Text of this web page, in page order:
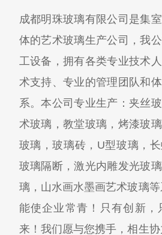
成都明珠玻璃有限公司是集
体的艺术玻璃生产公司，我
工设备，拥有各类专业技术
术支持、专业的管理团队和
系。本公司专业生产：夹丝
术玻璃，教堂玻璃，烤漆玻
玻璃，玻璃砖，U型玻璃，
玻璃隔断，激光内雕发光玻
璃，山水画水墨画艺术玻璃
能使企业常青！只有创新，
来！我们愿与您携手，相生